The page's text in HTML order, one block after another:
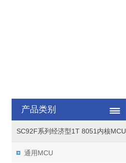
产品类别
SC92F系列经济型1T 8051内核MCU
通用MCU